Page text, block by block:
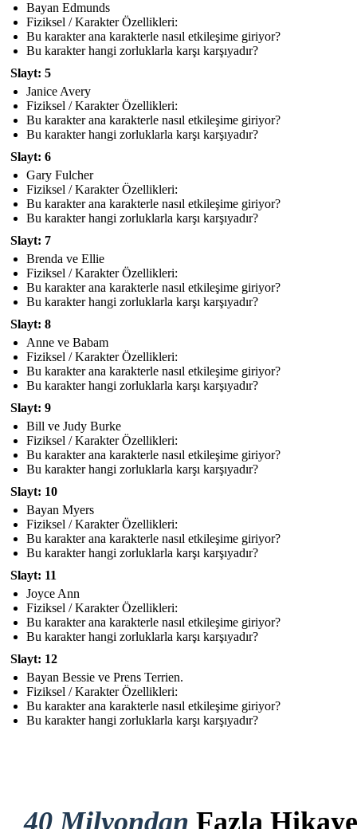
Bayan Edmunds
Fiziksel / Karakter Özellikleri:
Bu karakter ana karakterle nasıl etkileşime giriyor?
Bu karakter hangi zorluklarla karşı karşıyadır?
Slayt: 5
Janice Avery
Fiziksel / Karakter Özellikleri:
Bu karakter ana karakterle nasıl etkileşime giriyor?
Bu karakter hangi zorluklarla karşı karşıyadır?
Slayt: 6
Gary Fulcher
Fiziksel / Karakter Özellikleri:
Bu karakter ana karakterle nasıl etkileşime giriyor?
Bu karakter hangi zorluklarla karşı karşıyadır?
Slayt: 7
Brenda ve Ellie
Fiziksel / Karakter Özellikleri:
Bu karakter ana karakterle nasıl etkileşime giriyor?
Bu karakter hangi zorluklarla karşı karşıyadır?
Slayt: 8
Anne ve Babam
Fiziksel / Karakter Özellikleri:
Bu karakter ana karakterle nasıl etkileşime giriyor?
Bu karakter hangi zorluklarla karşı karşıyadır?
Slayt: 9
Bill ve Judy Burke
Fiziksel / Karakter Özellikleri:
Bu karakter ana karakterle nasıl etkileşime giriyor?
Bu karakter hangi zorluklarla karşı karşıyadır?
Slayt: 10
Bayan Myers
Fiziksel / Karakter Özellikleri:
Bu karakter ana karakterle nasıl etkileşime giriyor?
Bu karakter hangi zorluklarla karşı karşıyadır?
Slayt: 11
Joyce Ann
Fiziksel / Karakter Özellikleri:
Bu karakter ana karakterle nasıl etkileşime giriyor?
Bu karakter hangi zorluklarla karşı karşıyadır?
Slayt: 12
Bayan Bessie ve Prens Terrien.
Fiziksel / Karakter Özellikleri:
Bu karakter ana karakterle nasıl etkileşime giriyor?
Bu karakter hangi zorluklarla karşı karşıyadır?
40 Milyondan Fazla Hikaye